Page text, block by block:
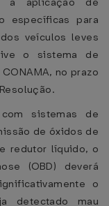
específicas para
veículos leves
o sistema de
no prazo
sistemas de
de óxidos de
redutor líquido, o
(OBD) deverá
o
detectado mau